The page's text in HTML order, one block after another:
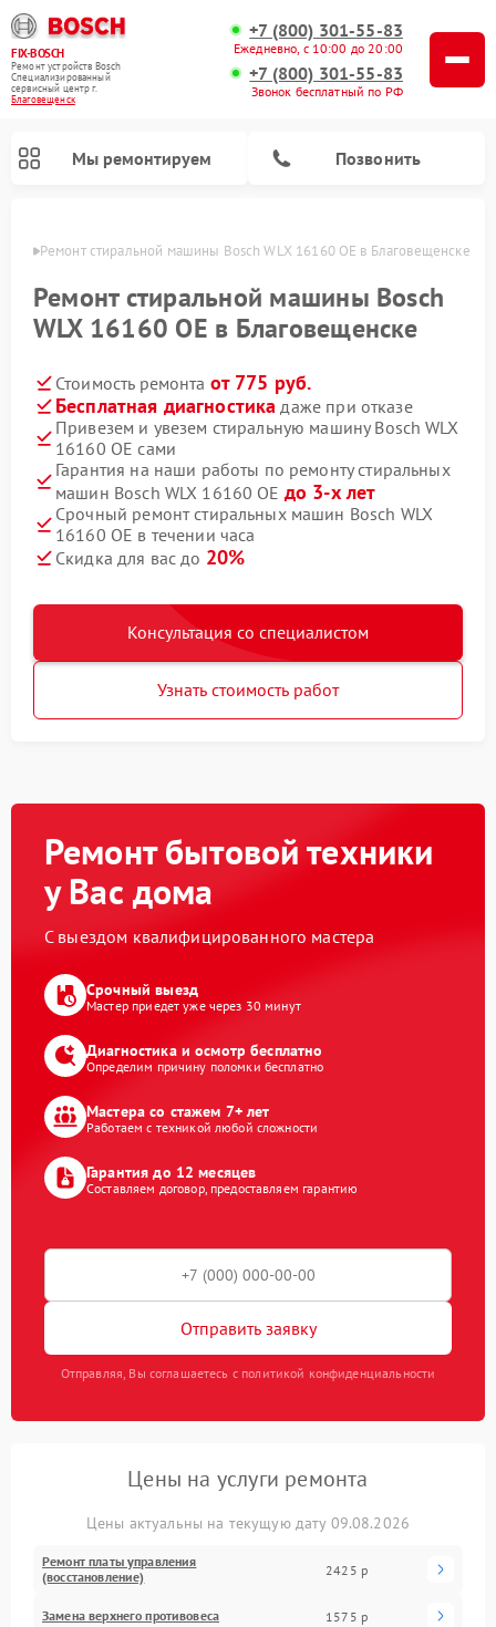
FIX-BOSCH
Ремонт устройств Bosch
Специализированный
cервисный центр г.
Благовещенск
+7 (800) 301-55-83
Ежедневно, с 10:00 до 20:00
+7 (800) 301-55-83
Звонок бесплатный по РФ
Мы ремонтируем Позвонить
Ремонт стиральной машины Bosch WLX 16160 OE в Благовещенске
Ремонт стиральной машины Bosch
WLX 16160 OE в Благовещенске
Стоимость ремонта от 775 руб.
Бесплатная диагностика даже при отказе
Привезем и увезем стиральную машину Bosch WLX
16160 OE сами
Гарантия на наши работы по ремонту стиральных
машин Bosch WLX 16160 OE до 3-х лет
Срочный ремонт стиральных машин Bosch WLX
16160 OE в течении часа
Скидка для вас до 20%
Консультация со специалистом
Узнать стоимость работ
Ремонт бытовой техники
у Вас дома
С выездом квалифицированного мастера
Срочный выезд
Мастер приедет уже через 30 минут
Диагностика и осмотр бесплатно
Определим причину поломки бесплатно
Мастера со стажем 7+ лет
Работаем с техникой любой сложности
Гарантия до 12 месяцев
Составляем договор, предоставляем гарантию
Отправить заявку
Отправляя, Вы соглашаетесь с политикой конфиденциальности
Цены на услуги ремонта
Цены актуальны на текущую дату 09.08.2026
Ремонт платы управления
(восстановление)
2425 р
Замена верхнего противовеса 1575 р